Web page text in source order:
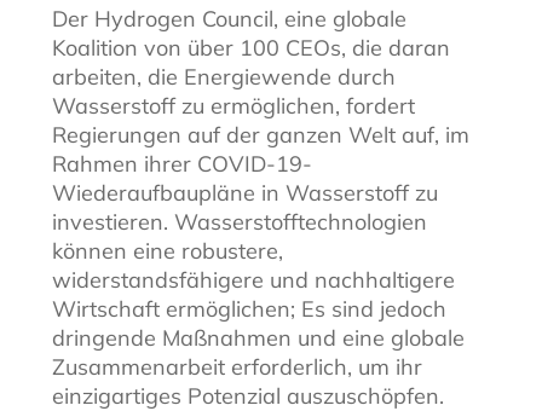
Der Hydrogen Council, eine globale
Koalition von über 100 CEOs, die daran
arbeiten, die Energiewende durch
Wasserstoff zu ermöglichen, fordert
Regierungen auf der ganzen Welt auf, im
Rahmen ihrer COVID-19-
Wiederaufbaupläne in Wasserstoff zu
investieren. Wasserstofftechnologien
können eine robustere,
widerstandsfähigere und nachhaltigere
Wirtschaft ermöglichen; Es sind jedoch
dringende Maßnahmen und eine globale
Zusammenarbeit erforderlich, um ihr
einzigartiges Potenzial auszuschöpfen.